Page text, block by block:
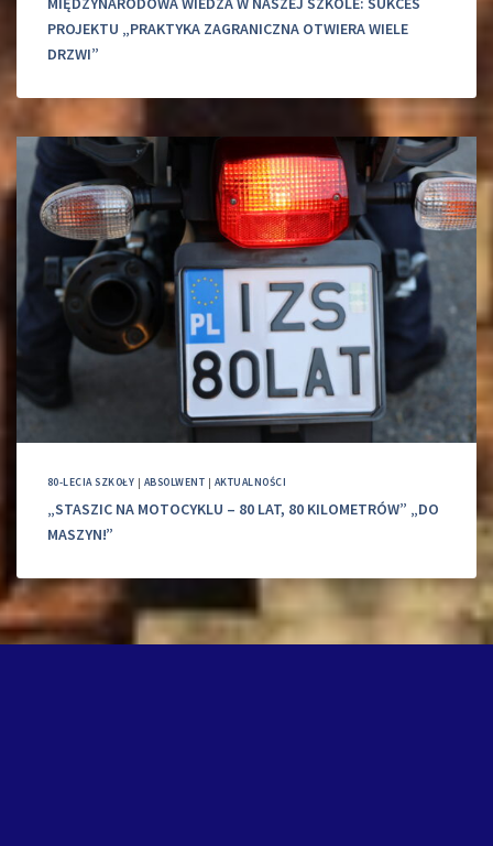
PROJEKTU „PRAKTYKA ZAGRANICZNA OTWIERA WIELE
DRZWI”
80-LECIA SZKOŁY | ABSOLWENT | AKTUALNOŚCI
„STASZIC NA MOTOCYKLU – 80 LAT, 80 KILOMETRÓW” „DO
MASZYN!”